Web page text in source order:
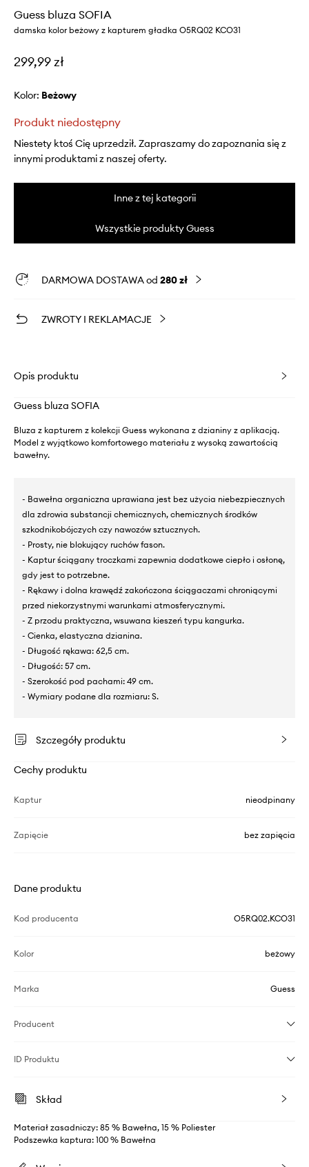
Guess bluza SOFIA
damska kolor beżowy z kapturem gładka O5RQ02 KCO31
299,99 zł
Kolor: beżowy
Produkt niedostępny
Niestety ktoś Cię uprzedził. Zapraszamy do zapoznania się z
innymi produktami z naszej oferty.
Inne z tej kategorii
Wszystkie produkty Guess
DARMOWA DOSTAWA od 280 zł
ZWROTY I REKLAMACJE
Opis produktu
Guess bluza SOFIA
Bluza z kapturem z kolekcji Guess wykonana z dzianiny z aplikacją.
Model z wyjątkowo komfortowego materiału z wysoką zawartością
bawełny.
- Bawełna organiczna uprawiana jest bez użycia niebezpiecznych
dla zdrowia substancji chemicznych, chemicznych środków
szkodnikobójczych czy nawozów sztucznych.
- Prosty, nie blokujący ruchów fason.
- Kaptur ściągany troczkami zapewnia dodatkowe ciepło i osłonę,
gdy jest to potrzebne.
- Rękawy i dolna krawędź zakończona ściągaczami chroniącymi
przed niekorzystnymi warunkami atmosferycznymi.
- Z przodu praktyczna, wsuwana kieszeń typu kangurka.
- Cienka, elastyczna dzianina.
- Długość rękawa: 62,5 cm.
- Długość: 57 cm.
- Szerokość pod pachami: 49 cm.
- Wymiary podane dla rozmiaru: S.
Szczegóły produktu
Cechy produktu
Kaptur nieodpinany
Zapięcie bez zapięcia
Dane produktu
Kod producenta O5RQ02.KCO31
Kolor beżowy
Marka Guess
Producent
ID Produktu
Skład
Materiał zasadniczy: 85 % Bawełna, 15 % Poliester
Podszewka kaptura: 100 % Bawełna